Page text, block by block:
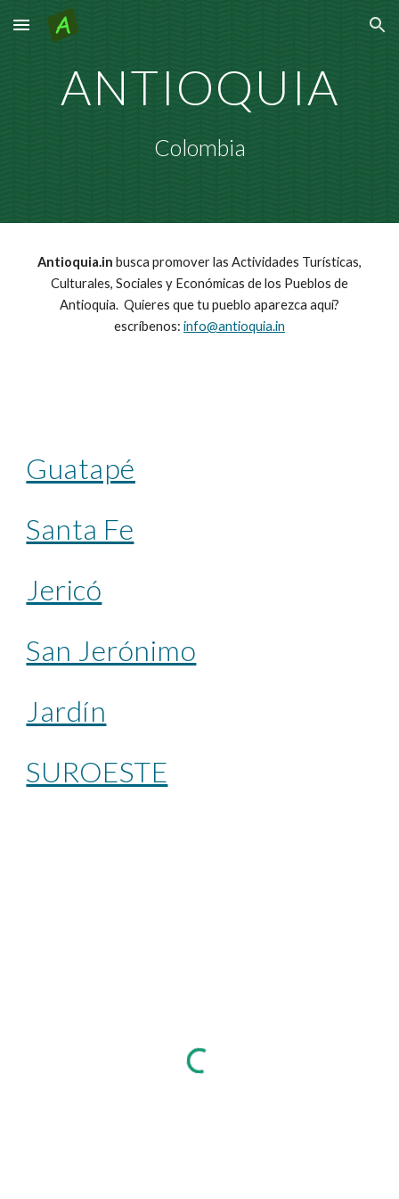
Skip to main content Skip to navigation
ANTIOQUIA
Colombia
Antioquia.in busca promover las Actividades Turísticas,
Culturales, Sociales y Económicas de los Pueblos de
Antioquia. Quieres que tu pueblo aparezca aquí?
escríbenos: info@antioquia.in
Guatapé
Santa Fe
Jericó
San Jerónimo
Jardín
SUROESTE